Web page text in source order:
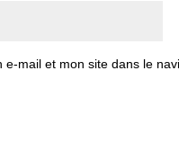
e-mail et mon site dans le